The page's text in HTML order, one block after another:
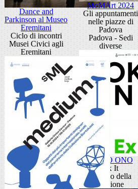
Dance and
Parkinson al Museo
Eremitani
Ciclo di incontri
Musei Civici agli
Eremitani
MoMArt 2024
Gli appuntamenti
nelle piazze di
Padova
Padova - Sedi
diverse
YOKO ONO
Ex It
Palazzo della
Ragione